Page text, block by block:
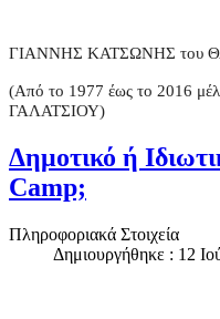
ΓΙΑΝΝΗΣ ΚΑΤΣΩΝΗΣ του
(Από το 1977 έως το 2016
ΓΑΛΑΤΣΙΟΥ)
Δημοτικό ή
Camp;
Πληροφοριακά Στοιχεία
Δημιουργήθηκε : 12